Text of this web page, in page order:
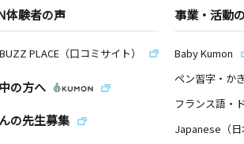
体験者の声
PLACE（口コミサイト）
の方へ
の先生募集
事業・活動
Baby Kumon
ペン習字・か
フランス語・
Japanese（日